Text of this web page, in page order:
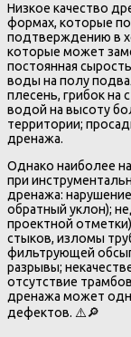
Низкое качество
формах, которые
подтверждению в
которые может
постоянная
воды на полу
плесень, грибок на
водой на высоту
территории;
дренажа.
Однако наиболее
при
дренажа:
обратный уклон);
проектной
стыков, изломы
фильтрующей
разрывы;
отсутствие
дренажа может
дефектов. ⚠️🔎